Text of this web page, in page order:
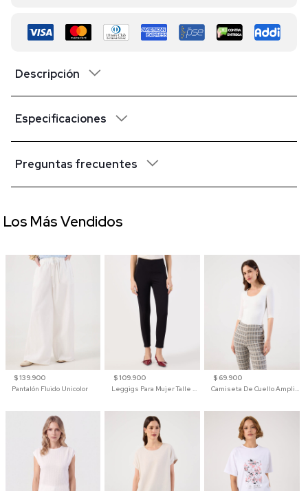
Descripción
Especificaciones
Preguntas frecuentes
$ 139.900
Pantalón Fluido Unicolor
$ 109.900
Leggigs Para Mujer Talle Alto Liso
$ 69.900
Camiseta De Cuello Amplio Y Manga 3/4 Para Mujer
Los Más Vendidos